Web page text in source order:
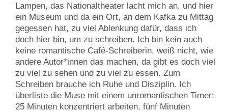
Lampen, das Nationaltheater lacht mich an, und hier
ein Museum und da ein Ort, an dem Kafka zu Mittag
gegessen hat, zu viel Ablenkung dafür, dass ich
doch hier bin, um zu schreiben. Ich bin kein auch
keine romantische Café-Schreiberin, weiß nicht, wie
andere Autor*innen das machen, da gibt es doch viel
zu viel zu sehen und zu viel zu essen. Zum
Schreiben brauche ich Ruhe und Disziplin. Ich
überliste die Muse mit einem unromantischen Timer:
25 Minuten konzentriert arbeiten, fünf Minuten